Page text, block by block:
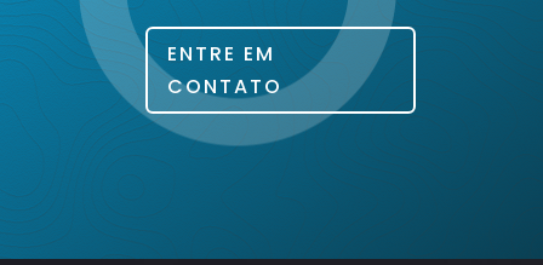
ENTRE EM
CONTATO